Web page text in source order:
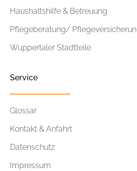
Haushaltshilfe & Betreuung
Pflegeberatung/
Wuppertaler Stadtteile
Service
Glossar
Kontakt & Anfahrt
Datenschutz
Impressum